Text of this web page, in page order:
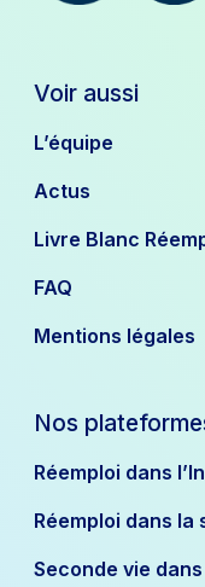
Voir aussi
L’équipe
Actus
Livre Blanc
FAQ
Mentions légales
Nos
Réemploi dans
Réemploi dans la
Seconde vie dans